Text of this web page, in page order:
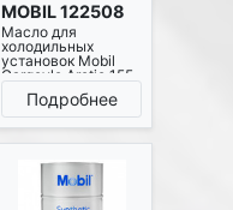
MOBIL 122508
Масло для
холодильных
установок Mobil
Gargoyle Arctic 155
208 лПодробнее